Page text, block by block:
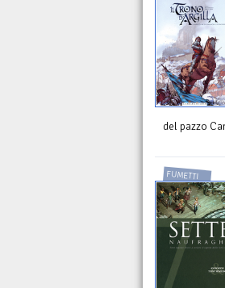
del pazzo
FUMETTI